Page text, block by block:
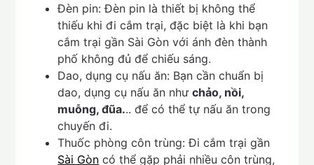
Đèn pin: Đèn pin là thiết bị không thể
thiếu khi đi cắm trại, đặc biệt là khi bạn
cắm trại gần Sài Gòn với ánh đèn thành
phố không đủ để chiếu sáng.
Dao, dụng cụ nấu ăn: Bạn cần chuẩn bị
dao, dụng cụ nấu ăn nhưchảo, nồi,
muỗng, đũa... để có thể tự nấu ăn trong
chuyến đi.
Thuốc phòng côn trùng: Đi cắm trại gần
Sài Gòn có thể gặp phải nhiều côn trùng,